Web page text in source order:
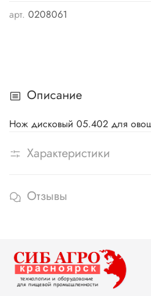
арт. 0208061
Описание
Нож дисковый 05.402 для
Характеристики
Отзывы